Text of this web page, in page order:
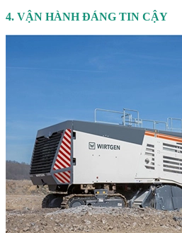
4. VẬN HÀNH ĐÁNG TIN CẬY